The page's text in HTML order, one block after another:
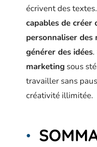
écrivent des
capables de créer
personnaliser des
générer des idées.
marketing sous
travailler sans
créativité illimitée.